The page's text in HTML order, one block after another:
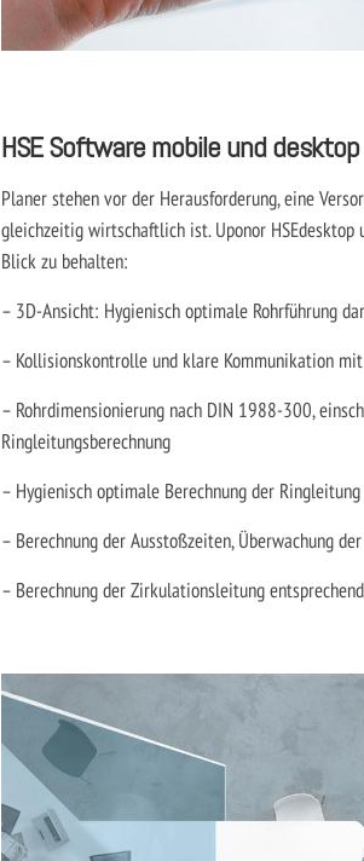
HSE Software mobile und desktop
Planer stehen vor der Herausforderung, eine
gleichzeitig wirtschaftlich ist. Uponor
Blick zu behalten:
– 3D-Ansicht: Hygienisch optimale Rohrführung
– Kollisionskontrolle und klare Kommunikation
– Rohrdimensionierung nach DIN 1988-300,
Ringleitungsberechnung
– Hygienisch optimale Berechnung der
– Berechnung der Ausstoßzeiten, Überwachung
– Berechnung der Zirkulationsleitung